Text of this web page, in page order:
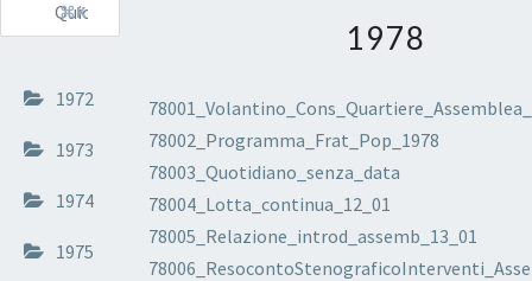
⌘K
1972
1973
1974
1975
1978
78002_Programma_Frat_Pop_1978
78003_Quotidiano_senza_data
78004_Lotta_continua_12_01
78005_Relazione_introd_assemb_13_01